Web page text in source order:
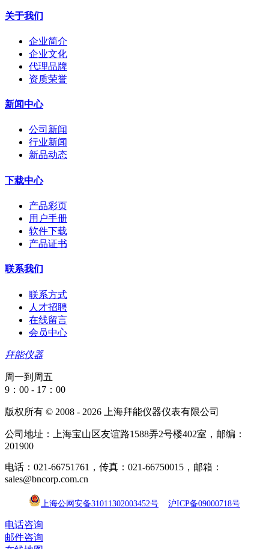
关于我们
企业简介
企业文化
代理品牌
资质荣誉
新闻中心
公司新闻
行业新闻
新品动态
下载中心
产品彩页
用户手册
软件下载
产品证书
联系我们
联系方式
人才招聘
在线留言
会员中心
拜能仪器
周一到周五
9：00 - 17：00
版权所有 © 2008 - 2026 上海拜能仪器仪表有限公司
公司地址：上海宝山区友谊路1588弄2号楼402室，邮编：
201900
电话：021-66751761，传真：021-66750015，邮箱：
sales@bncorp.com.cn
上海公网安备31011302003452号 沪ICP备09000718号
电话咨询
邮件咨询